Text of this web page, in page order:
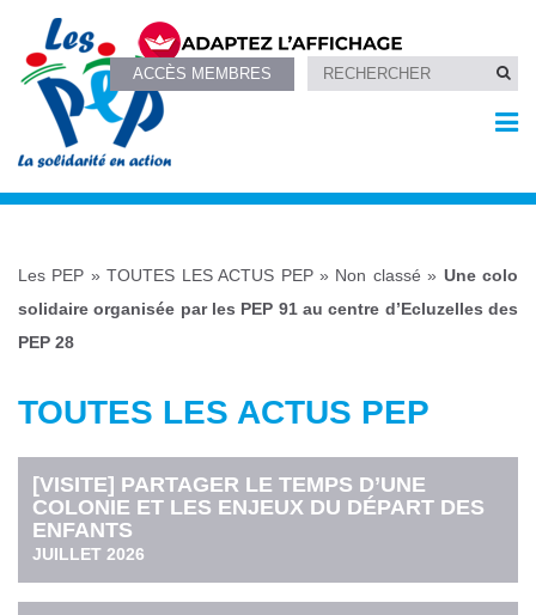
ACCÈS MEMBRES
Les PEP »TOUTES LES ACTUS PEP» Non classé » Une colo
solidaire organisée par les PEP 91 au centre d’Ecluzelles des
PEP 28
TOUTES LES ACTUS PEP
[VISITE] PARTAGER LE TEMPS D’UNE
COLONIE ET LES ENJEUX DU DÉPART DES
ENFANTS
JUILLET 2026